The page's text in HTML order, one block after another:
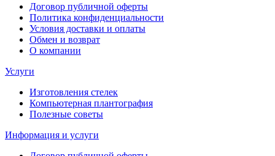
Договор публичной оферты
Политика конфиденциальности
Условия доставки и оплаты
Обмен и возврат
О компании
Услуги
Изготовления стелек
Компьютерная плантография
Полезные советы
Информация и услуги